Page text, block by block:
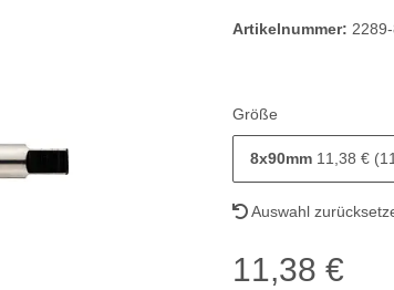
Artikelnummer:
Größe
8x90mm 11,38 €
Auswahl
11,38 €